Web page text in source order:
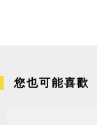
您也可能喜歡